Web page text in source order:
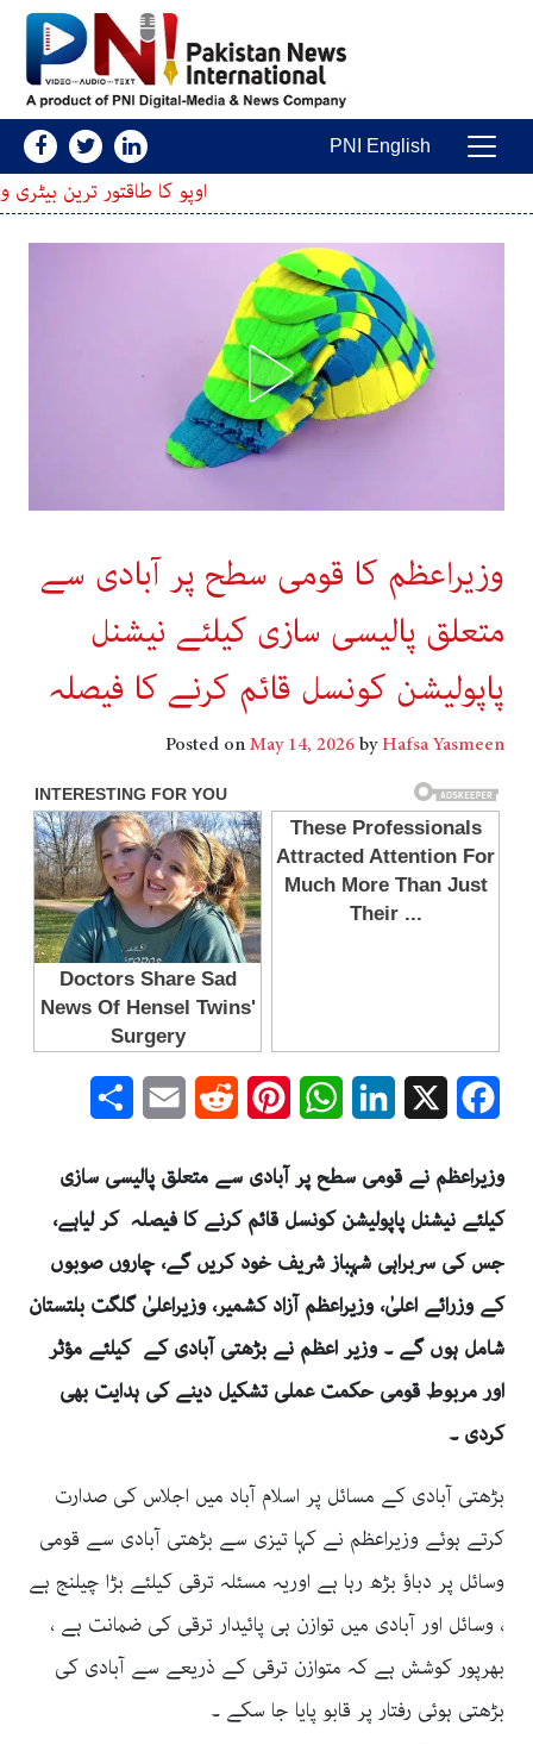
Main Navigation
PNI English
اوپو کا طاقتور ترین بیٹری والا اسمارٹ
وزیراعظم کا قومی سطح پر آبادی سے
متعلق پالیسی سازی کیلئے نیشنل
پاپولیشن کونسل قائم کرنے کا فیصلہ
Posted onMay 14, 2026byHafsa Yasmeen
Facebook
LinkedIn
WhatsApp
Pinterest
Reddit
Email
وزیراعظم نے قومی سطح پر آبادی سے متعلق پالیسی سازی
کیلئے نیشنل پاپولیشن کونسل قائم کرنے کا فیصلہ کر لیاہے،
جس کی سربراہی شہباز شریف خود کریں گے، چاروں صوبوں
کے وزرائے اعلیٰ، وزیراعظم آزاد کشمیر، وزیراعلیٰ گلگت بلتستان
شامل ہوں گے ۔ وزیر اعظم نے بڑھتی آبادی کے کیلئے مؤثر
اور مربوط قومی حکمت عملی تشکیل دینے کی ہدایت بھی
کردی ۔
بڑھتی آبادی کے مسائل پر اسلام آباد میں اجلاس کی صدارت
کرتے ہوئے وزیراعظم نے کہا تیزی سے بڑھتی آبادی سے قومی
وسائل پر دباؤ بڑھ رہا ہے اوریہ مسئلہ ترقی کیلئے بڑا چیلنج ہے
، وسائل اور آبادی میں توازن ہی پائیدار ترقی کی ضمانت ہے ،
بھرپور کوشش ہے کہ متوازن ترقی کے ذریعے سے آبادی کی
بڑھتی ہوئی رفتار پر قابو پایا جا سکے ۔